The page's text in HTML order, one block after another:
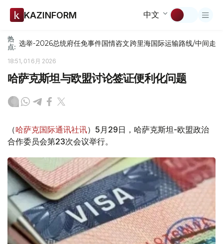
KAZINFORM 中文
热
点: 选举-2026总统府任免事件国情咨文跨里海国际运输路线/中间走廊
18:51, 01 6月 2026
哈萨克斯坦与欧盟讨论签证便利化问题
（哈萨克国际通讯社讯）5月29日，哈萨克斯坦-欧盟政治
合作委员会第23次会议举行。